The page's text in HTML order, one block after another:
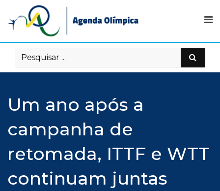
content
Um ano após a
campanha de
retomada, ITTF e WTT
continuam juntas